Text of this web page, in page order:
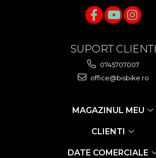
SUPORT CLIENTI
0745707007
office@bisbike.ro
MAGAZINUL MEU
CLIENTI
DATE COMERCIALE